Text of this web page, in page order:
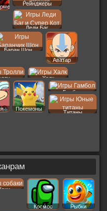
Рейнджеры
Леди Баг
Баран Шон
Аватар
Халк
Покемоны
Гамбол
Титаны
Космос Рыбки